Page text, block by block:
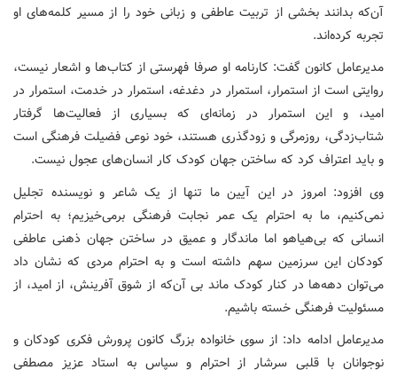
آن‌که بدانند بخشی از تربیت عاطفی و زبانی خود را از مسیر کلمه‌های او
تجربه کرده‌اند.
مدیرعامل کانون گفت: کارنامه او صرفا فهرستی از کتاب‌ها و اشعار نیست،
روایتی است از استمرار،‌ استمرار در دغدغه، ‌استمرار در خدمت، استمرار در
امید،‌ و این استمرار در زمانه‌ای که بسیاری از فعالیت‌ها گرفتار
شتاب‌زدگی،‌ روزمرگی و زودگذری هستند،‌ خود نوعی فضیلت فرهنگی است
و باید اعتراف کرد که ساختن جهان کودک کار انسان‌های عجول نیست.
وی افزود: امروز در این آیین ما تنها از یک شاعر و نویسنده تجلیل
نمی‌کنیم،‌ ما به احترام یک عمر نجابت فرهنگی برمی‌خیزیم؛ ‌به احترام
انسانی که بی‌هیاهو اما ماندگار و عمیق در ساختن جهان ذهنی عاطفی
کودکان این سرزمین سهم داشته است و به احترام مردی که نشان داد
می‌توان دهه‌ها در کنار کودک ماند بی آن‌که از شوق آفرینش، از امید، از
مسئولیت فرهنگی خسته باشیم.
مدیرعامل ادامه داد: از سوی خانواده بزرگ کانون پرورش فکری کودکان و
نوجوانان با قلبی سرشار از احترام و سپاس به استاد عزیز مصطفی